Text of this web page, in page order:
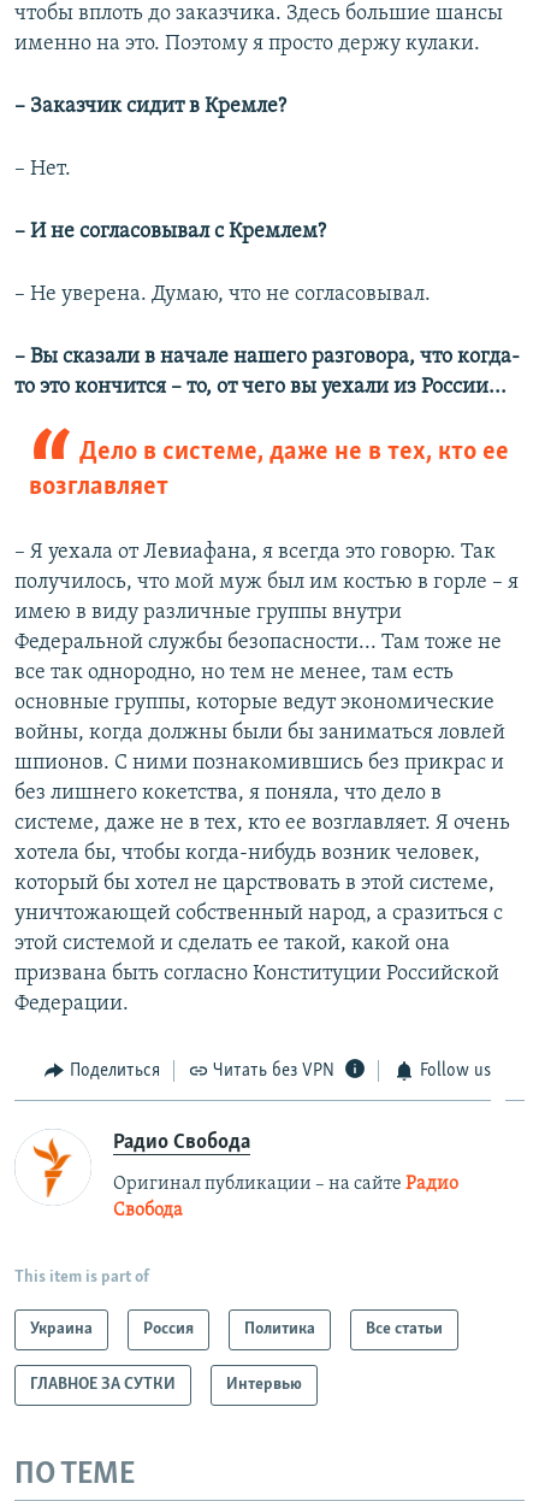
чтобы вплоть до заказчика. Здесь большие шансы
именно на это. Поэтому я просто держу кулаки.
– Заказчик сидит в Кремле?
– Нет.
– И не согласовывал с Кремлем?
– Не уверена. Думаю, что не согласовывал.
– Вы сказали в начале нашего разговора, что когда-
то это кончится – то, от чего вы уехали из России...
Дело в системе, даже не в тех, кто ее
возглавляет
– Я уехала от Левиафана, я всегда это говорю. Так
получилось, что мой муж был им костью в горле – я
имею в виду различные группы внутри
Федеральной службы безопасности... Там тоже не
все так однородно, но тем не менее, там есть
основные группы, которые ведут экономические
войны, когда должны были бы заниматься ловлей
шпионов. С ними познакомившись без прикрас и
без лишнего кокетства, я поняла, что дело в
системе, даже не в тех, кто ее возглавляет. Я очень
хотела бы, чтобы когда-нибудь возник человек,
который бы хотел не царствовать в этой системе,
уничтожающей собственный народ, а сразиться с
этой системой и сделать ее такой, какой она
призвана быть согласно Конституции Российской
Федерации.
Поделиться Читать без VPN Follow us
Радио Свобода
Оригинал публикации – на сайте Радио
Свобода
This item is part of
Украина Россия Политика Все статьи
ГЛАВНОЕ ЗА СУТКИ Интервью
ПО ТЕМЕ